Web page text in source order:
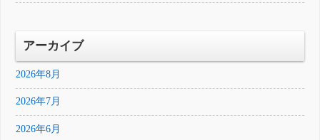
アーカイブ
2026年8月
2026年7月
2026年6月